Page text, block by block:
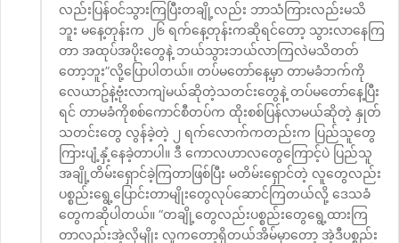
လည်းပြန်ဝင်သွားကြပြီးတချို့လည်း ဘာသံကြားလည်းမသိ
ဘူး မနေ့တုန်းက ၂၆ ရက်နေ့တုန်းကဆိုရင်တော့ သွားလာနေကြ
တာ အထုပ်အပိုးတွေနဲ့ ဘယ်သွားဘယ်လာကြလဲမသိတတ်
တော့ဘူး”လို့ပြောပါတယ်။ တပ်မတော်နေ့မှာ တာမခံဘက်ကို
လေယာဥ်နဲ့ဗုံးလာကျဲမယ်ဆိုတဲ့သတင်းတွေနဲ့ တပ်မတော်နေ့ပြီး
ရင် တာမခံကိုစစ်ကောင်စီတပ်က ထိုးစစ်ပြန်လာမယ်ဆိုတဲ့ နှုတ်
သတင်းတွေ လွန်ခဲ့တဲ့ ၂ ရက်လောက်ကတည်းက ပြည်သူတွေ
ကြားပျံ့နှံ့နေခဲ့တာပါ။ ဒီ ကောလဟာလတွေကြောင့်ပဲ ပြည်သူ
အချို့တိမ်းရှောင်ခဲ့ကြတာဖြစ်ပြီး မတိမ်းရှောင်တဲ့ လူတွေလည်း
ပစ္စည်းရွေ့ပြောင်းတာမျိုးတွေလုပ်ဆောင်ကြတယ်လို့ ဒေသခံ
တွေကဆိုပါတယ်။ “တချို့တွေလည်းပစ္စည်းတွေရွေ့ထားကြ
တာလည်းအဲ့လိုမျိုး လူကတော့ရှိတယ်အိမ်မှာတော့ အဲ့ဒီပစ္စည်း